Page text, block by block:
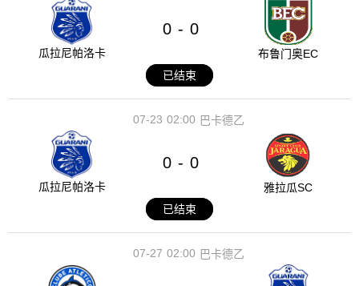
瓜拉尼帕洛卡
0 - 0
布鲁门奥EC
已结束
02:00
07-23 巴卡德乙
瓜拉尼帕洛卡
0 - 0
雅拉瓜SC
已结束
02:00
07-27 巴卡德乙